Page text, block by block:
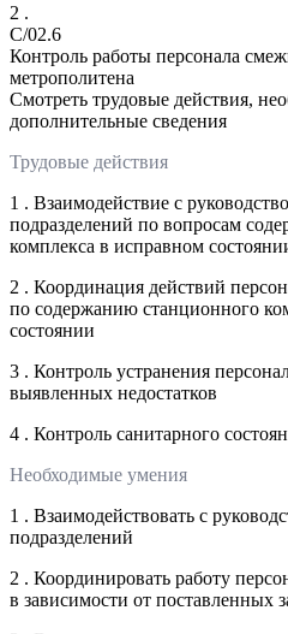
2 .
C/02.6
Контроль работы персонала
метрополитена
Смотреть трудовые действия,
дополнительные сведения
Трудовые действия
1 . Взаимодействие с
подразделений по вопросам
комплекса в исправном
2 . Координация действий
по содержанию станционного
состоянии
3 . Контроль устранения
выявленных недостатков
4 . Контроль санитарного
Необходимые умения
1 . Взаимодействовать с
подразделений
2 . Координировать работу
в зависимости от поставленных